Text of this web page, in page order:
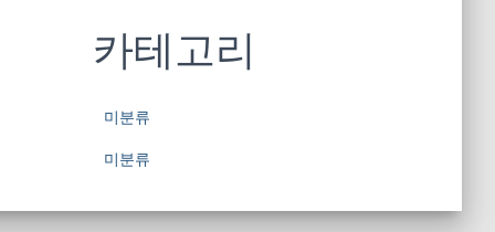
카테고리
미분류
미분류